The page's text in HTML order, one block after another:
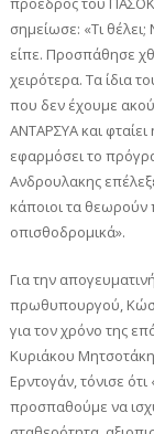
σημείωσε: «Τι θέλει;
είπε. Προσπάθησε
χειρότερα. Τα ίδια
που δεν έχουμε
ΑΝΤΑΡΣΥΑ και
εφαρμόσει το
Ανδρουλακης
κάποιοι τα θεωρούν
οπισθοδρομικά».
Για την
πρωθυπουργού,
για τον χρόνο της
Κυριάκου
Ερντογάν, τόνισε
προσπαθούμε να